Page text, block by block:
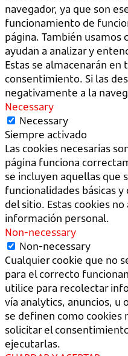
navegador, ya que son
funcionamiento de
página. También usamos
ayudan a analizar y
Estas se almacenarán
consentimiento. Si las
negativamente a la
Necessary
Necessary
Siempre activado
Las cookies necesarias
página funciona
se incluyen aquellas que
funcionalidades básicas
del sitio. Estas cookies
información personal.
Non-necessary
Non-necessary
Cualquier cookie que no
para el correcto
utilice para recolectar
vía analytics, anuncios, u
se definen como cookies
solicitar el
ejecutarlas.